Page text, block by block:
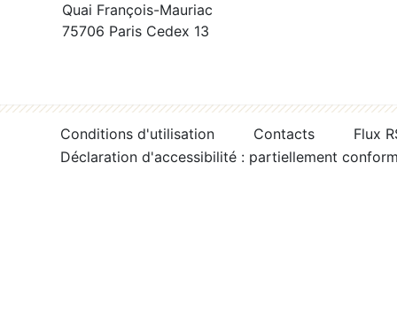
Quai François-Mauriac
75706 Paris Cedex 13
Conditions d'utilisation Contacts
Flux
Déclaration d'accessibilité : partiellement